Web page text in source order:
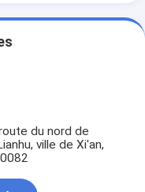
du nord de
ville de Xi'an,